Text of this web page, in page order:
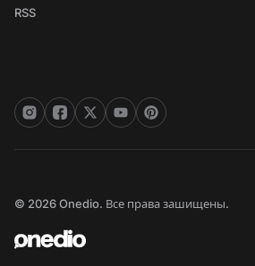
RSS
© 2026 Onedio. Все права зашищены.